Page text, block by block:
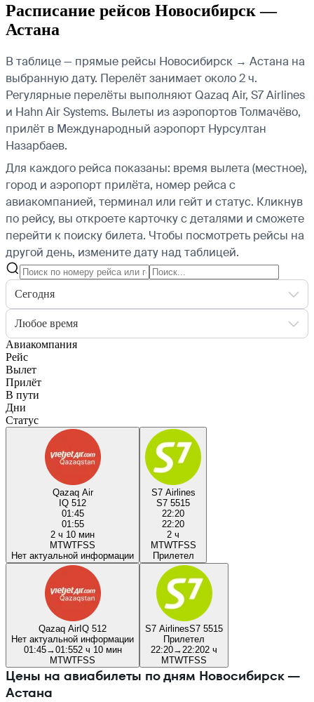
Расписание рейсов Новосибирск —
Астана
В таблице — прямые рейсы Новосибирск → Астана на
выбранную дату. Перелёт занимает около 2 ч.
Регулярные перелёты выполняют Qazaq Air, S7 Airlines
и Hahn Air Systems. Вылеты из аэропортов Толмачёво,
прилёт в Международный аэропорт Нурсултан
Назарбаев.
Для каждого рейса показаны: время вылета (местное),
город и аэропорт прилёта, номер рейса с
авиакомпанией, терминал или гейт и статус. Кликнув
по рейсу, вы откроете карточку с деталями и сможете
перейти к поиску билета. Чтобы посмотреть рейсы на
другой день, измените дату над таблицей.
Сегодня
Любое время
Авиакомпания
Рейс
Вылет
Прилёт
В пути
Дни
Статус
Qazaq Air
IQ 512
01:45
01:55
2 ч 10 мин
MTWTFSS
Нет актуальной информации
S7 Airlines
S7 5515
22:20
22:20
2 ч
MTWTFSS
Прилетел
Qazaq AirIQ 512
Нет актуальной информации
01:45→01:552 ч 10 мин
MTWTFSS
S7 AirlinesS7 5515
Прилетел
22:20→ 22:202 ч
MTWTFSS
Цены на авиабилеты по дням Новосибирск —
Астана